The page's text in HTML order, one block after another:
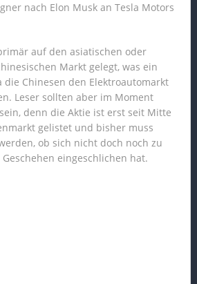
nach Elon Musk an Tesla Motors
auf den asiatischen oder
Markt gelegt, was ein
die Chinesen den Elektroautomarkt
Leser sollten aber im Moment
denn die Aktie ist erst seit Mitte
gelistet und bisher muss
ob sich nicht doch noch zu
eingeschlichen hat.